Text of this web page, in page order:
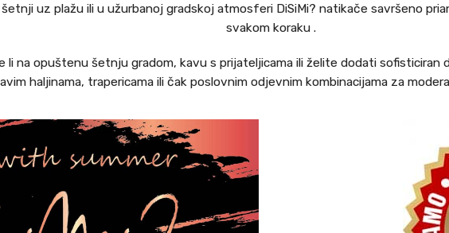
šetnji uz plažu ili u užurbanoj gradskoj atmosferi DiSiMi? natikače savršeno
svakom koraku .
li na opuštenu šetnju gradom, kavu s prijateljicama ili želite dodati
haljinama, trapericama ili čak poslovnim odjevnim kombinacijama za